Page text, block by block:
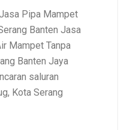
Pipa Mampet
Banten Jasa
Mampet Tanpa
Banten Jaya
saluran
Kota Serang